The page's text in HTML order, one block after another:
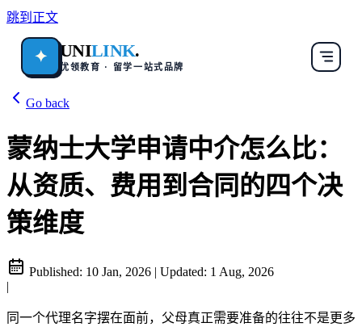
跳到正文
✦ UNILINK.
优领教育 · 留学一站式品牌
Go back
蒙纳士大学申请中介怎么比：
从资质、费用到合同的四个决
策维度
Published: 10 Jan, 2026 | Updated: 1 Aug, 2026
|
同一个代理名字摆在面前，父母真正需要准备的往往不是更多